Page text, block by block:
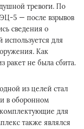
тревоги. По
5 — после взрывов
сведения о
используется для
Как
ракет не была сбита.
из целей стал
в оборонном
для
также являлся